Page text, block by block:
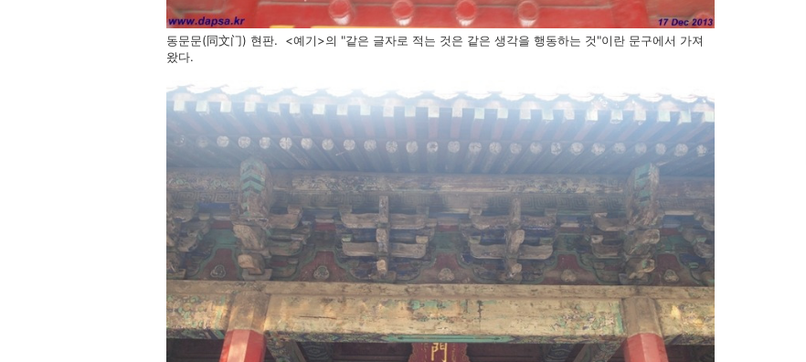
동문문(同文门) 현판. <예기>의 "같은 글자로 적는 것은 같은 생각을 행동하는 것"이란 문구에서 가져
왔다.